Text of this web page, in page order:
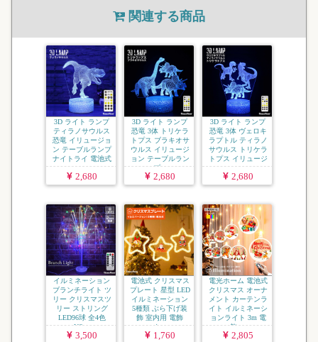
関連する商品
3D ライト ランプ
ティラノサウルス
恐竜 イリュージョ
ン テーブルランプ
ナイトライ 電池式
...
2,680
3D ライト ランプ
恐竜 3体 トリケラ
トプス ブラキオサ
ウルス イリュージ
ョン テーブルラン
プ...
2,680
3D ライト ランプ
恐竜 3体 ヴェロキ
ラプトル ティラノ
サウルス トリケラ
トプス イリュージ
ョ...
2,680
イルミネーション
ブランチライト ツ
リー クリスマスツ
リー ストリング
LED96球 全4色
US...
3,500
電池式 クリスマス
プレート 星型 LED
イルミネーション
5種類 ぶら下げ装
飾 室内用 電飾
ク...
1,760
電光ホーム 電池式
クリスマス オーナ
メント カーテンラ
イト イルミネーシ
ョンライト 3m 電
飾 ...
2,805